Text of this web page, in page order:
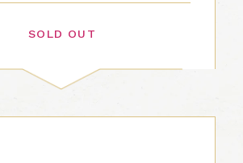
SOLD OUT